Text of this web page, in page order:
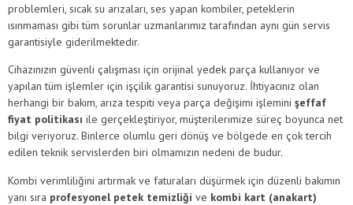
problemleri, sıcak su arızaları, ses yapan kombiler, peteklerin
ısınmaması gibi tüm sorunlar uzmanlarımız tarafından aynı gün servis
garantisiyle giderilmektedir.
Cihazınızın güvenli çalışması için orijinal yedek parça kullanıyor ve
yapılan tüm işlemler için işçilik garantisi sunuyoruz. İhtiyacınız olan
herhangi bir bakım, arıza tespiti veya parça değişimi işlemini şeffaf
fiyat politikası ile gerçekleştiriyor, müşterilerimize süreç boyunca net
bilgi veriyoruz. Binlerce olumlu geri dönüş ve bölgede en çok tercih
edilen teknik servislerden biri olmamızın nedeni de budur.
Kombi verimliliğini artırmak ve faturaları düşürmek için düzenli bakımın
yanı sıra profesyonel petek temizliği ve kombi kart (anakart)